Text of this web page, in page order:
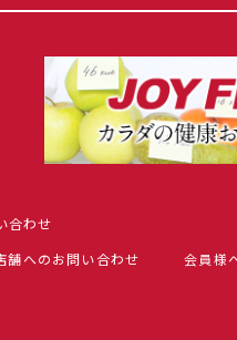
合わせ
舗へのお問い合わせ
会員様